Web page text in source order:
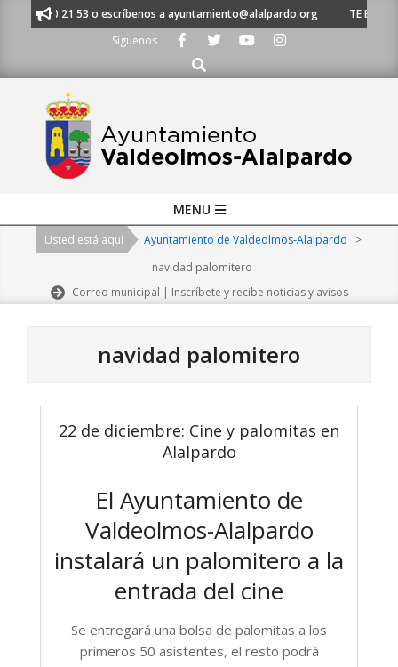
al 91 620 21 53 o escríbenos a ayuntamiento@alalpardo.org
TE
Síguenos
Buscar
Navigation
MENU
Usted está aquí Ayuntamiento de Valdeolmos-Alalpardo
>
navidad palomitero
Correo municipal | Inscríbete y recibe noticias y avisos
navidad palomitero
22 de diciembre: Cine y palomitas en
Alalpardo
El Ayuntamiento de
Valdeolmos-Alalpardo
instalará un palomitero a la
entrada del cine
Se entregará una bolsa de palomitas a los
primeros 50 asistentes, el resto podrá